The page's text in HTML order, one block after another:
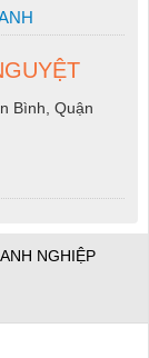
Bình, Quận
NGHIỆP